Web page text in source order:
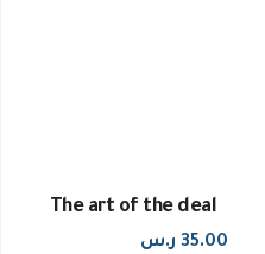
The art of the deal
35.00 ر.س